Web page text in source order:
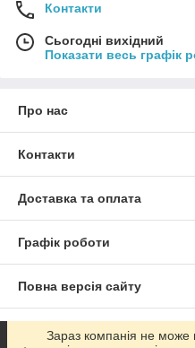
Контакти
Сьогодні вихідний
Показати весь графік
Про нас
Контакти
Доставка та оплата
Графік роботи
Повна версія сайту
Сайт створено на
Зараз компанія не